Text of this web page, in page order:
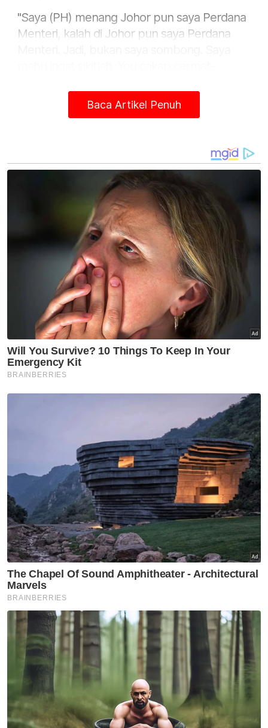
"Saya (PH) menang Johor pun saya Perdana
Menteri, kalah di Johor pun saya Perdana
lupa. Jangan," katanya.
Batu di Jalan Tropika di sini pada Sabtu.
Anwar berkata, kerajaan Persekutuan telah
menyalurkan pelbagai peruntukan bagi
Menurutnya, Johor perlu memberi tumpuan
kepada pembinaan rumah mampu milik dan
rumah kos rendah sebagaimana dilaksanakan
di Kuala Lumpur, Selangor serta Perak.
Artikel Berkaitan:
Henti amalan surat sokongan, kronisme bagi lulus
pembiayaan usahawan - PM
Rakyat Johor perlu wakil rakyat cerdik, berani -
Anwar
"Apa yang kurang lagi Johor? Ya, bukan
projek besar, itu saya sekali lagi ingat, itu
projek lebuh raya semua tak apa, ini kita
buat.
"Universiti, itu persekutuan (laksanakan).
Jalan besar, itu kita (laksanakan). Itu projek
Rapit Transit Sistem (RTS), kereta api
berpuluh bilion, ini baru-baru ini projek
Baca Artikel Penuh